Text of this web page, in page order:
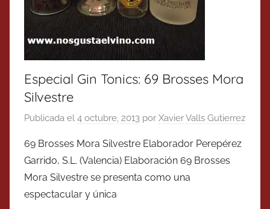
Especial Gin Tonics: 69 Brosses Mora
Silvestre
Publicada el 4 octubre, 2013 por Xavier Valls Gutierrez
69 Brosses Mora Silvestre Elaborador Perepérez
Garrido, S.L. (Valencia) Elaboración 69 Brosses
Mora Silvestre se presenta como una
espectacular y única